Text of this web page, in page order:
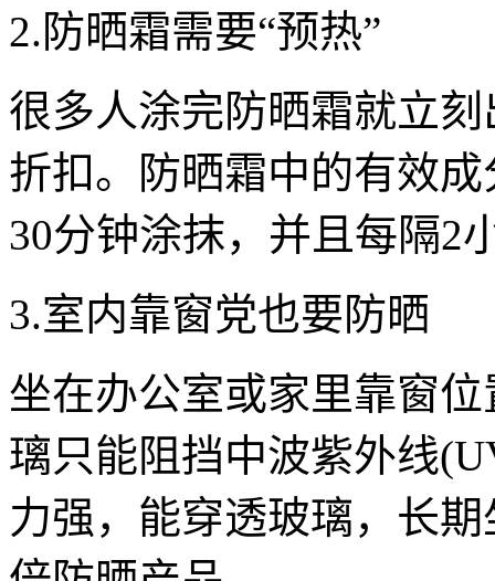
2.防晒霜需要“预热”
很多人涂完防晒霜就立
折扣。防晒霜中的有效
30分钟涂抹，并且每隔2
3.室内靠窗党也要防晒
坐在办公室或家里靠窗
璃只能阻挡中波紫外线
力强，能穿透玻璃，长